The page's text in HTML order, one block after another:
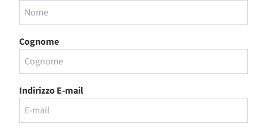
Cognome
Indirizzo E-mail